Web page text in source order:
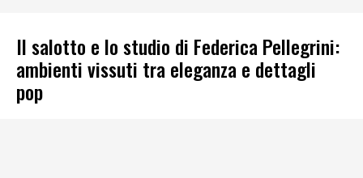
Il salotto e lo studio di Federica Pellegrini:
ambienti vissuti tra eleganza e dettagli
pop